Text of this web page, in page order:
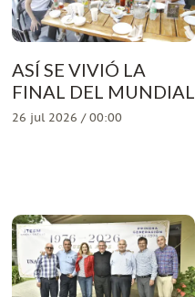
ASÍ SE VIVIÓ LA
FINAL DEL MUNDIAL
26 jul 2026 / 00:00